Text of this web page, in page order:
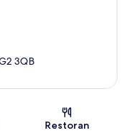
3QB
Restoran